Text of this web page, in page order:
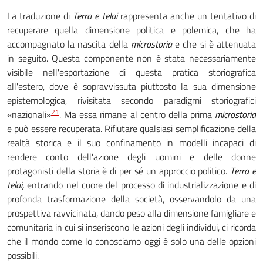
La traduzione di Terra e telairappresenta anche un tentativo di
recuperare quella dimensione politica e polemica, che ha
accompagnato la nascita della microstoriae che si è attenuata
in seguito. Questa componente non è stata necessariamente
visibile nell'esportazione di questa pratica storiografica
all'estero, dove è sopravvissuta piuttosto la sua dimensione
epistemologica, rivisitata secondo paradigmi storiografici
«nazionali»21. Ma essa rimane al centro della prima microstoria
e può essere recuperata. Rifiutare qualsiasi semplificazione della
realtà storica e il suo confinamento in modelli incapaci di
rendere conto dell'azione degli uomini e delle donne
protagonisti della storia è di per sé un approccio politico. Terra e
telai,entrando nel cuore del processo di industrializzazione e di
profonda trasformazione della società, osservandolo da una
prospettiva ravvicinata, dando peso alla dimensione famigliare e
comunitaria in cui si inseriscono le azioni degli individui, ci ricorda
che il mondo come lo conosciamo oggi è solo una delle opzioni
possibili.